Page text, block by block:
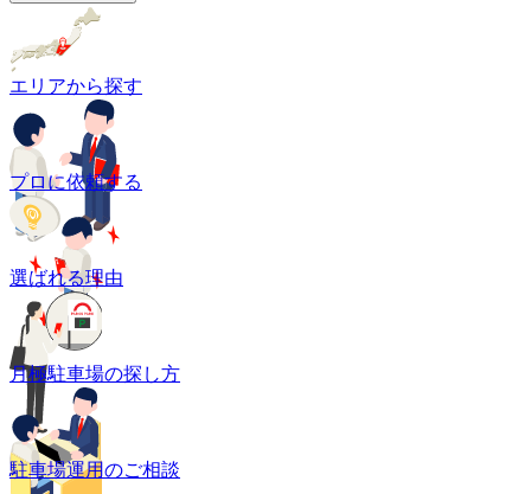
エリアから探す
プロに依頼する
選ばれる理由
月極駐車場の探し方
駐車場運用のご相談